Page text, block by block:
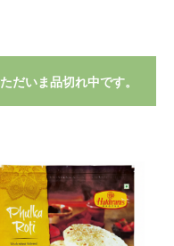
ただいま品切れ中です。